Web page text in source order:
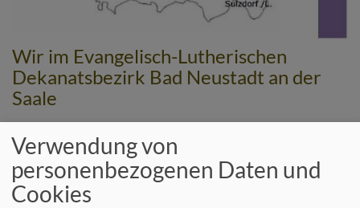
Wir im Evangelisch-Lutherischen
Dekanatsbezirk Bad Neustadt an der
Saale
Hauptnavigation
Startseite KMD
Verwendung von
personenbezogenen Daten und
Cookies